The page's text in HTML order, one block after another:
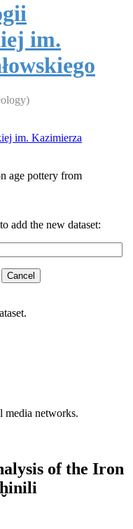
im.
im. Kazimierza
age pottery from
add the new dataset:
Cancel
media networks.
of the Iron